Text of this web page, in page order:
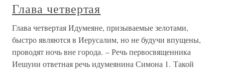
Глава четвертая
Глава четвертая Идумеяне, призываемые зелотами,
быстро являются в Иерусалим, но не будучи впущены,
проводят ночь вне города. – Речь первосвященника
Иешуии ответная речь идумеянина Симона 1. Такой